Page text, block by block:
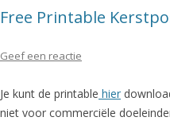
Free Printable
Geef een reactie
Je kunt de printable hier
niet voor commerciële